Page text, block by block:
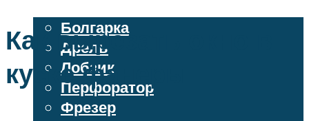
Болгарка
Дрель
Лобзик
Перфоратор
Фрезер
Как вырезать окно в
куске фанеры